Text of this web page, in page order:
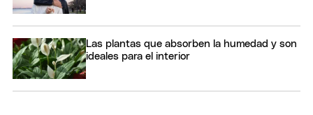
Las plantas que absorben la humedad y son
ideales para el interior